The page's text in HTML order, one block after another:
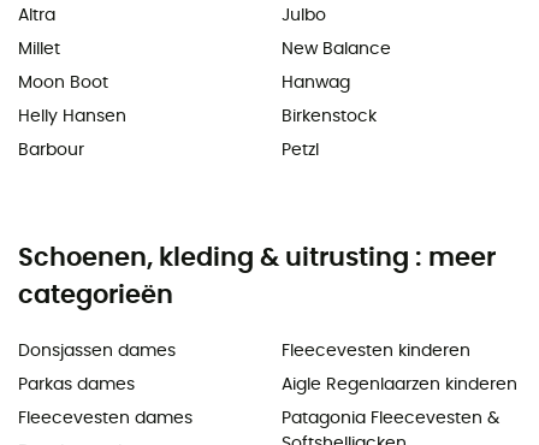
Altra
Millet
Moon Boot
Helly Hansen
Barbour
Julbo
New Balance
Hanwag
Birkenstock
Petzl
Schoenen, kleding & uitrusting : meer
categorieën
Donsjassen dames
Parkas dames
Fleecevesten dames
Fleecevesten kinderen
Aigle Regenlaarzen kinderen
Patagonia Fleecevesten &